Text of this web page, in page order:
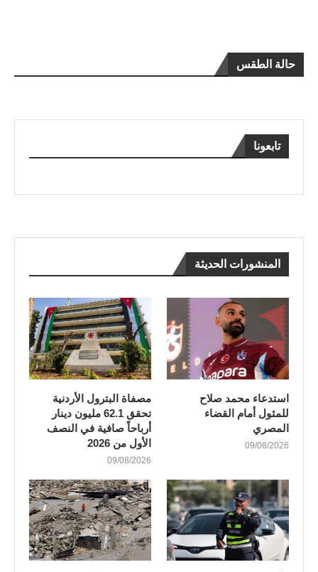
حالة الطقس
تابعونا
المنشورات الحديثة
استدعاء محمد صلاح
للمثول أمام القضاء
المصري
09/08/2026
مصفاة البترول الأردنية
تحقق 62.1 مليون دينار
أرباحاً صافية في النصف
الأول من 2026
09/08/2026